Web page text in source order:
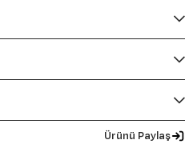
Ürünü Paylaş